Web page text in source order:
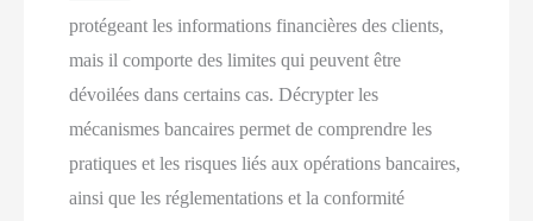
protégeant les informations financières des clients,
mais il comporte des limites qui peuvent être
dévoilées dans certains cas. Décrypter les
mécanismes bancaires permet de comprendre les
pratiques et les risques liés aux opérations bancaires,
ainsi que les réglementations et la conformité